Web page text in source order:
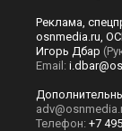
Реклама,
osnmedia.ru,
Игорь Дбар
Email:
Телефон: +7